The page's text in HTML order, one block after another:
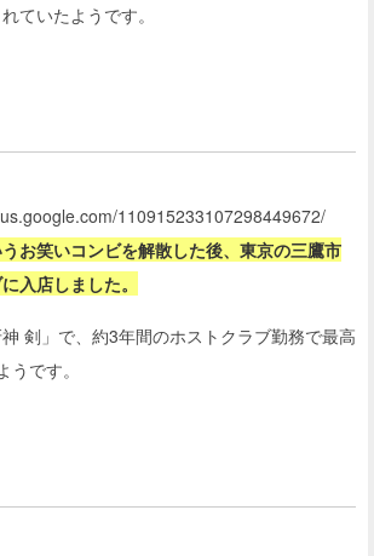
ていたようです。
110915233107298449672/
うお笑いコンビを解散した後、東京の三鷹市
入店しました。
剣」で、約3年間のホストクラブ勤務で最高
です。